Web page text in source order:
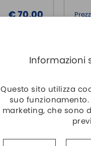
€ 70,00
Informazioni
Questo sito utilizza
suo
marketing, che sono